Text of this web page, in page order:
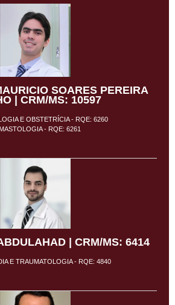
SOARES PEREIRA
| CRM/MS: 10597
E OBSTETRÍCIA - RQE: 6260
MASTOLOGIA - RQE: 6261
| CRM/MS: 6414
E TRAUMATOLOGIA - RQE: 4840